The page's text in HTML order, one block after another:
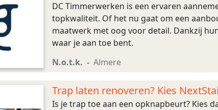
DC Timmerwerken is een ervaren
topkwaliteit. Of het nu gaat om een
maatwerk met oog voor detail. Dankzij
waar je aan toe bent.
N.o.t.k.
Almere
Trap laten renoveren? Kies
Is je trap toe aan een opknapbeurt? Kies